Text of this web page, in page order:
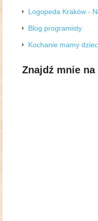
Logopeda Kraków -
Blog programisty
Kochanie mamy
Znajdź mnie na